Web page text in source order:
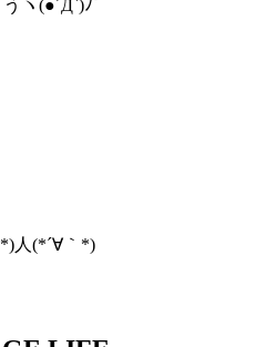
ヽ(●´Д`)ﾉﾟ
人(*´∀｀*)